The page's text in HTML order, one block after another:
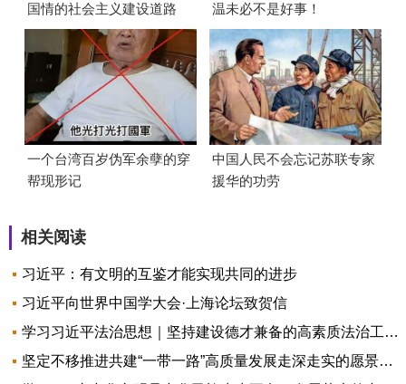
国情的社会主义建设道路
的？
温未必不是好事！
一个台湾百岁伪军余孽的穿
帮现形记
中国人民不会忘记苏联专家
援华的功劳
相关阅读
习近平：有文明的互鉴才能实现共同的进步
习近平向世界中国学大会·上海论坛致贺信
学习习近平法治思想｜坚持建设德才兼备的高素质法治工作队伍
坚定不移推进共建“一带一路”高质量发展走深走实的愿景与行动——共建“一带一路”未来十年发展展望